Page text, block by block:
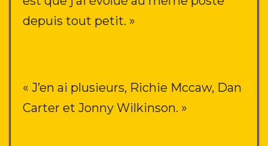
depuis tout petit. »
« J’en ai plusieurs, Richie Mccaw, Dan
Carter et Jonny Wilkinson. »